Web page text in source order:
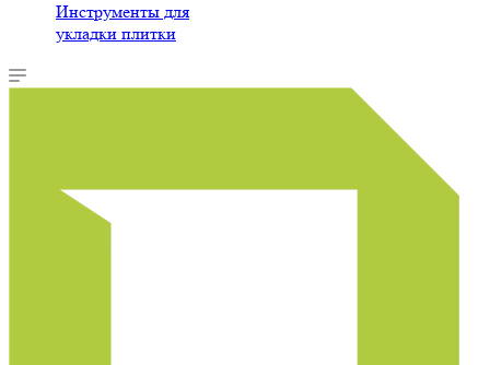
Инструменты для
укладки плитки